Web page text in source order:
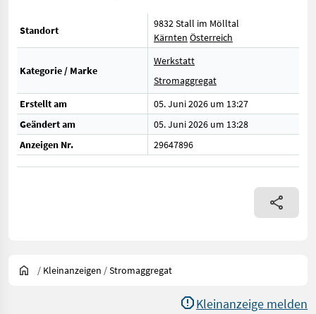
Standort
9832 Stall im Mölltal
Kärnten Österreich
Kategorie / Marke
Werkstatt
Stromaggregat
Erstellt am
05. Juni 2026 um 13:27
Geändert am
05. Juni 2026 um 13:28
Anzeigen Nr.
29647896
/ Kleinanzeigen /Stromaggregat
Kleinanzeige melden